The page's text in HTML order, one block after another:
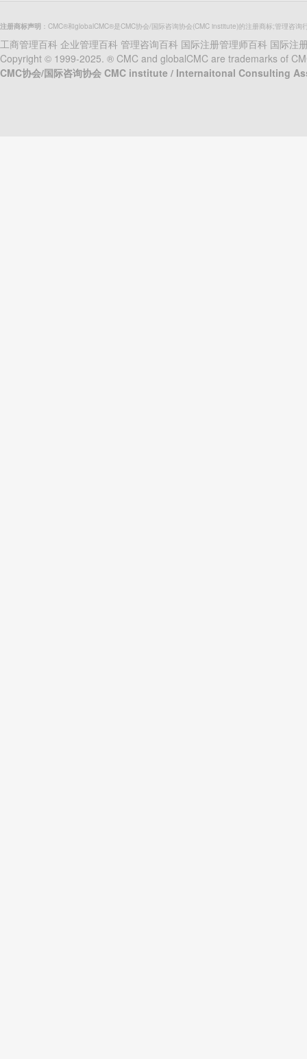
注册商标声明 ：CMC®和globalCMC®是CMC协会/国际咨询协会(CMC institute)的注册商标;管理咨询行业公众普
工商管理百科 企业管理百科 管理咨询百科 国际注册管理师百科 国际注
Copyright © 1999-2025. ® CMC and globalCMC are trademarks of
CMC协会/国际咨询协会 CMC institute / Internaitonal Consulting